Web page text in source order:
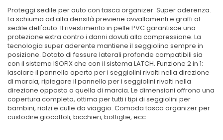
Proteggi sedile per auto con tasca organizer. Super aderenza.
La schiuma ad alta densità previene avvallamenti e graffi al
sedile dell'auto. Il rivestimento in pelle PVC garantisce una
protezione extra contro i danni dovuti alla compressione. La
tecnologia super aderente mantiene il seggiolino sempre in
posizione. Dotato di fessure laterali profonde compatibili sia
con il sistema ISOFIX che con il sistema LATCH. Funzione 2 in 1:
lasciare il pannello aperto per i seggiolini rivolti nella direzione
di marcia, ripiegare il pannello per i seggiolini rivolti nella
direzione opposta a quella di marcia. Le dimensioni offrono una
copertura completa, ottima per tutti i tipi di seggiolini per
bambini, rialzi e culle da viaggio. Comoda tasca organizer per
custodire giocattoli, bicchieri, bottiglie, ecc